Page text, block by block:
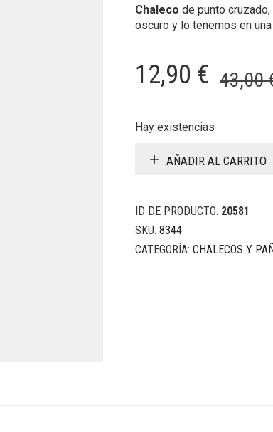
Chaleco de punto
oscuro y lo tenemos en
43,00
12,90 €
Hay existencias
AÑADIR AL CARRITO
ID DE PRODUCTO: 20581
SKU: 8344
CATEGORÍA: CHALECOS Y